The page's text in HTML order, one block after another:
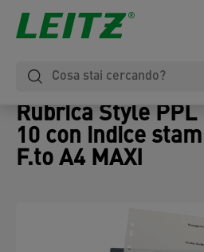
Rubrica Style
10 con indice
F.to A4 MAXI